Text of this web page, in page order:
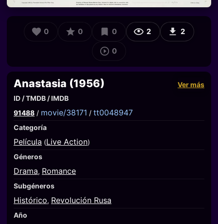
0 0 0 2 2
0
Anastasia (1956)
Ver más
ID / TMDB / IMDB
91488 / movie/38171 / tt0048947
Categoría
Película (Live Action)
Géneros
Drama, Romance
Subgéneros
Histórico, Revolución Rusa
Año